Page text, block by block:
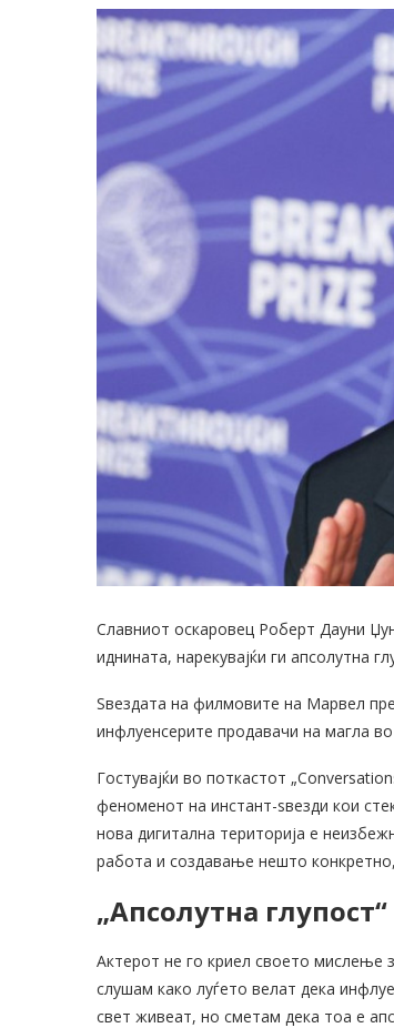
Славниот оскаровец Роберт Дауни
иднината, нарекувајќи ги апсолутна
Ѕвездата на филмовите на Марвел
инфлуенсерите продавачи на магла
Гостувајќи во поткастот
феноменот на инстант-ѕвезди кои
нова дигитална територија е
работа и создавање нешто
„Апсолутна глупост“
Актерот не го криел своето мислење
слушам како луѓето велат дека
свет живеат, но сметам дека тоа е